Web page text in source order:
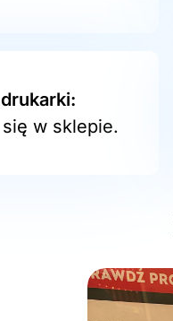
w sklepie.